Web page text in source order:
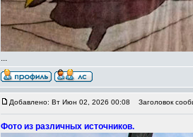
...
Добавлено: Вт Июн 02, 2026 00:08 Заголовок
Фото из различных источников.